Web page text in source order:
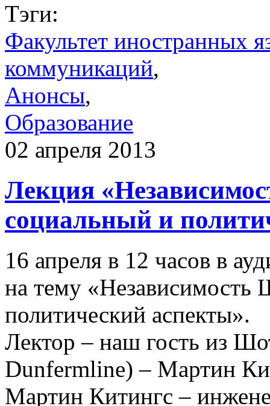
Тэги:
Факультет иностранных
коммуникаций,
Анонсы,
Образование
02 апреля 2013
Лекция
социальный и
16 апреля в 12 часов в
на тему
политический аспекты».
Лектор – наш гость из
Dunfermline) – Мартин
Мартин Китингс –